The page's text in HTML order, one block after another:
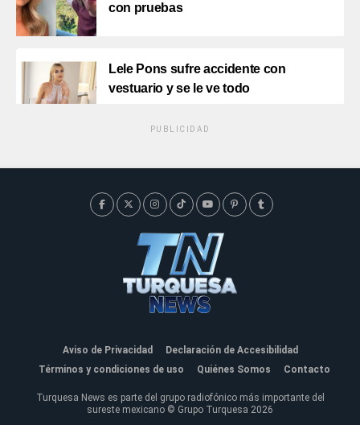
con pruebas
Lele Pons sufre accidente con
vestuario y se le ve todo
PUBLICIDAD
Aviso de Privacidad
Declaración de Accesibilidad
Términos y condiciones de uso
Quiénes Somos Contacto
Turquesa News es parte del grupo radiofónico más importante del
sureste mexicano © Grupo Turquesa 2026